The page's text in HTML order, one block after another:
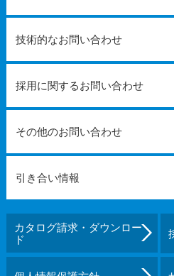
技術的なお問い合わせ
採用に関するお問い合わせ
その他のお問い合わせ
引き合い情報
カタログ請求・ダウンロー
ド